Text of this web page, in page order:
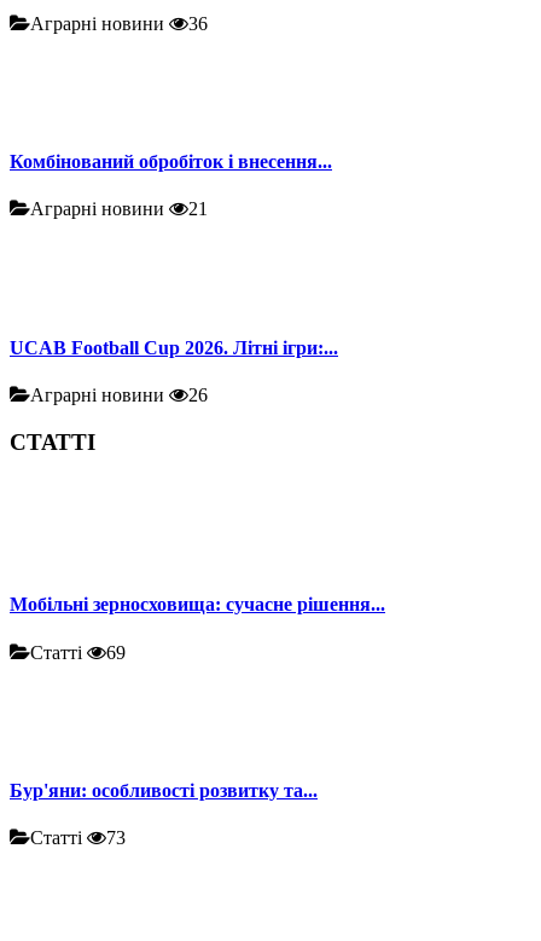
Аграрні новини 36
Комбінований обробіток і внесення...
Аграрні новини 21
UCAB Football Cup 2026. Літні ігри:...
Аграрні новини 26
СТАТТІ
Мобільні зерносховища: сучасне рішення...
Статті 69
Бур'яни: особливості розвитку та...
Статті 73